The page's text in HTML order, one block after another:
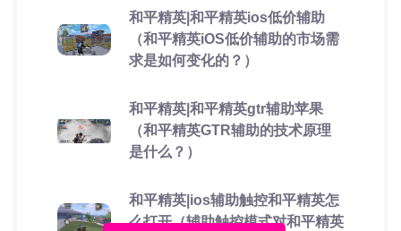
和平精英|和平精英ios低价辅助
（和平精英iOS低价辅助的市场需
求是如何变化的？）
和平精英|和平精英gtr辅助苹果
（和平精英GTR辅助的技术原理
是什么？）
和平精英|ios辅助触控和平精英怎
么打开（辅助触控模式对和平精英